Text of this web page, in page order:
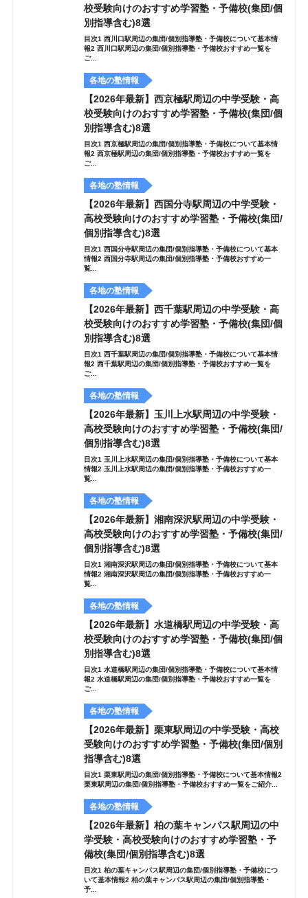
校受験向けのおすすめ学習塾・予備校(集団/個
別指導含む)8選
目次1 西川口駅周辺の集団/個別指導塾・予備校について基本情
報2 西川口駅周辺の集団/個別指導塾・予備校おすすめ一覧を
ご...
各地の塾情報
【2026年最新】西京極駅周辺の中学受験・高
校受験向けのおすすめ学習塾・予備校(集団/個
別指導含む)8選
目次1 西京極駅周辺の集団/個別指導塾・予備校について基本情
報2 西京極駅周辺の集団/個別指導塾・予備校おすすめ一覧を
ご...
各地の塾情報
【2026年最新】西国分寺駅周辺の中学受験・
高校受験向けのおすすめ学習塾・予備校(集団/
個別指導含む)8選
目次1 西国分寺駅周辺の集団/個別指導塾・予備校について基本
情報2 西国分寺駅周辺の集団/個別指導塾・予備校おすすめ一
覧...
各地の塾情報
【2026年最新】西千葉駅周辺の中学受験・高
校受験向けのおすすめ学習塾・予備校(集団/個
別指導含む)8選
目次1 西千葉駅周辺の集団/個別指導塾・予備校について基本情
報2 西千葉駅周辺の集団/個別指導塾・予備校おすすめ一覧を
ご...
各地の塾情報
【2026年最新】玉川上水駅周辺の中学受験・
高校受験向けのおすすめ学習塾・予備校(集団/
個別指導含む)8選
目次1 玉川上水駅周辺の集団/個別指導塾・予備校について基本
情報2 玉川上水駅周辺の集団/個別指導塾・予備校おすすめ一
覧...
各地の塾情報
【2026年最新】湘南深沢駅周辺の中学受験・
高校受験向けのおすすめ学習塾・予備校(集団/
個別指導含む)8選
目次1 湘南深沢駅周辺の集団/個別指導塾・予備校について基本
情報2 湘南深沢駅周辺の集団/個別指導塾・予備校おすすめ一
覧...
各地の塾情報
【2026年最新】水道橋駅周辺の中学受験・高
校受験向けのおすすめ学習塾・予備校(集団/個
別指導含む)8選
目次1 水道橋駅周辺の集団/個別指導塾・予備校について基本情
報2 水道橋駅周辺の集団/個別指導塾・予備校おすすめ一覧を
ご...
各地の塾情報
【2026年最新】栗東駅周辺の中学受験・高校
受験向けのおすすめ学習塾・予備校(集団/個別
指導含む)8選
目次1 栗東駅周辺の集団/個別指導塾・予備校について基本情報2
栗東駅周辺の集団/個別指導塾・予備校おすすめ一覧をご紹介...
各地の塾情報
【2026年最新】柏の葉キャンパス駅周辺の中
学受験・高校受験向けのおすすめ学習塾・予
備校(集団/個別指導含む)8選
目次1 柏の葉キャンパス駅周辺の集団/個別指導塾・予備校につ
いて基本情報2 柏の葉キャンパス駅周辺の集団/個別指導塾・
予...